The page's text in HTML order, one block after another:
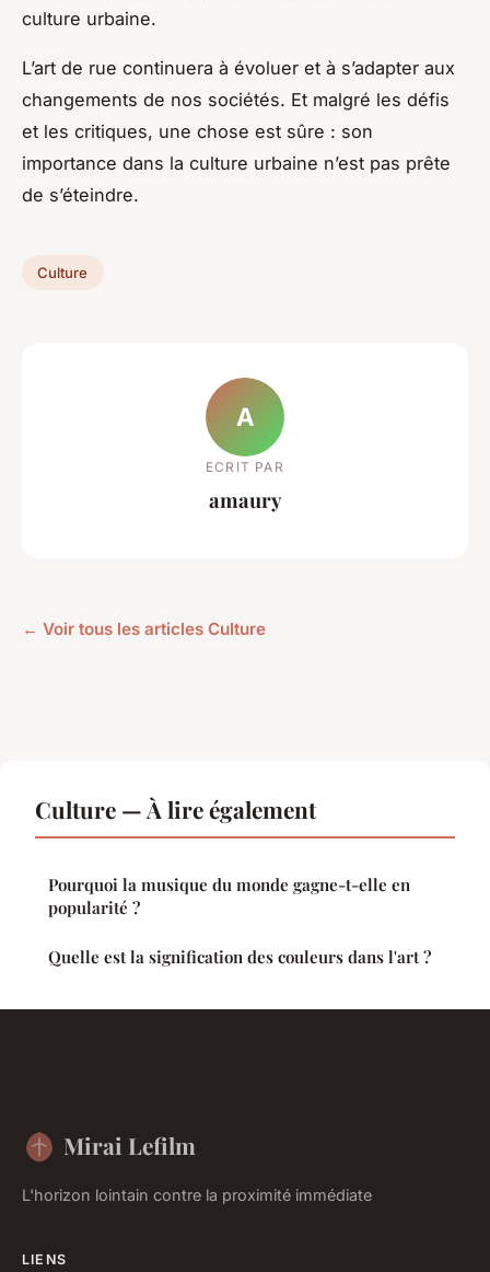
culture urbaine.
L’art de rue continuera à évoluer et à s’adapter aux
changements de nos sociétés. Et malgré les défis
et les critiques, une chose est sûre : son
importance dans la culture urbaine n’est pas prête
de s’éteindre.
Culture
A
ECRIT PAR
amaury
← Voir tous les articles Culture
Culture — À lire également
Pourquoi la musique du monde gagne-t-elle en
popularité ?
Quelle est la signification des couleurs dans l'art ?
Mirai Lefilm
L'horizon lointain contre la proximité immédiate
LIENS